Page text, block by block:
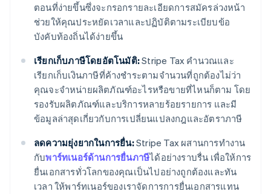
ตอนที่ง่ายขึ้นซึ่งจะกรอกรายละเอียดการสมัครล่วงหน้า
ช่วยให้คุณประหยัดเวลาและปฏิบัติตามระเบียบข้อ
บังคับท้องถิ่นได้ง่ายขึ้น
เรียกเก็บภาษีโดยอัตโนมัติ:Stripe Tax คำนวณและ
เรียกเก็บเงินภาษีที่ค้างชำระตามจำนวนที่ถูกต้องไม่ว่า
คุณจะจำหน่ายผลิตภัณฑ์อะไรหรือขายที่ไหนก็ตาม โดย
รองรับผลิตภัณฑ์และบริการหลายร้อยรายการ และมี
ข้อมูลล่าสุดเกี่ยวกับการเปลี่ยนแปลงกฎและอัตราภาษี
ลดความยุ่งยากในการยื่น:Stripe Tax ผสานการทำงาน
กับพาร์ทเนอร์ด้านการยื่นภาษีได้อย่างราบรื่น เพื่อให้การ
ยื่นเอกสารทั่วโลกของคุณเป็นไปอย่างถูกต้องและทัน
เวลา ให้พาร์ทเนอร์ของเราจัดการการยื่นเอกสารแทน